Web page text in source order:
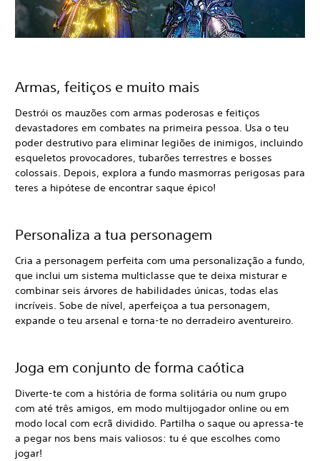
Armas, feitiços e muito mais
Destrói os mauzões com armas poderosas e feitiços
devastadores em combates na primeira pessoa. Usa o teu
poder destrutivo para eliminar legiões de inimigos, incluindo
esqueletos provocadores, tubarões terrestres e bosses
colossais. Depois, explora a fundo masmorras perigosas para
teres a hipótese de encontrar saque épico!
Personaliza a tua personagem
Cria a personagem perfeita com uma personalização a fundo,
que inclui um sistema multiclasse que te deixa misturar e
combinar seis árvores de habilidades únicas, todas elas
incríveis. Sobe de nível, aperfeiçoa a tua personagem,
expande o teu arsenal e torna-te no derradeiro aventureiro.
Joga em conjunto de forma caótica
Diverte-te com a história de forma solitária ou num grupo
com até três amigos, em modo multijogador online ou em
modo local com ecrã dividido. Partilha o saque ou apressa-te
a pegar nos bens mais valiosos: tu é que escolhes como
jogar!